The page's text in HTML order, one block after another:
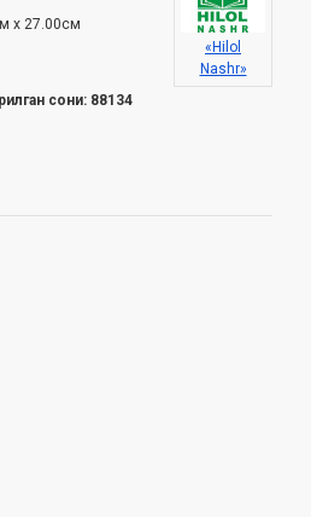
x 27.00см
«Hilol
Nashr»
сони: 88134